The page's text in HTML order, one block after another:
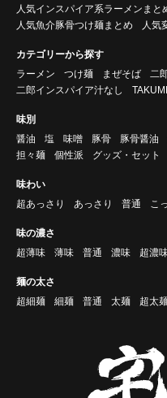
人気インスパイア系ラーメンまと
人気魚介豚骨つけ麺まとめ
人気
カテゴリーから探す
ラーメン
つけ麺 まぜそば
二
二郎インスパイア汁なし
味別
醤油
塩 味噌 豚骨 豚骨醤油
担々麺
個性派 グッズ・セット
味わい
超あっさり
あっさり 普通 こ
味の濃さ
超薄味
薄味 普通 濃味 超濃
麺の太さ
超細麺
細麺 普通 太麺 超太